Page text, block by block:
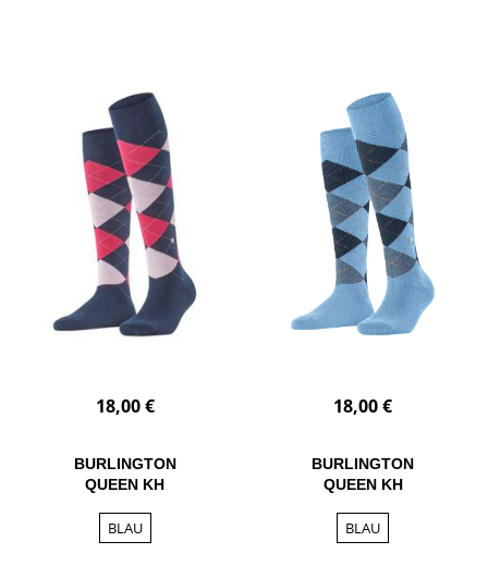
18,00 €
BURLINGTON
QUEEN KH
BLAU
18,00 €
BURLINGTON
QUEEN KH
BLAU